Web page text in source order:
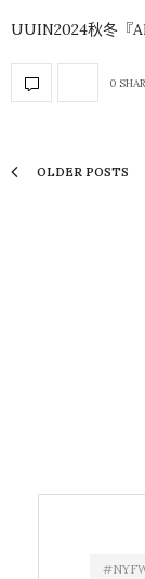
UUIN2024秋冬『
0
OLDER POSTS